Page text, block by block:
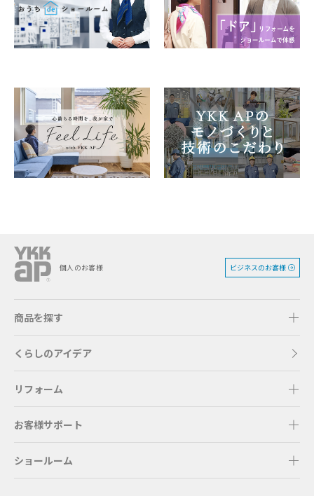
個人のお客様 ビジネスのお客様
商品を探す
くらしのアイデア
リフォーム
お客様サポート
ショールーム